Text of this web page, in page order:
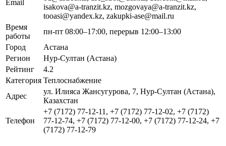
Email
isakova@a-tranzit.kz, mozgovaya@a-tranzit.kz,
tooasi@yandex.kz, zakupki-ase@mail.ru
Время
работы
пн-пт 08:00–17:00, перерыв 12:00–13:00
Город
Астана
Регион
Нур-Султан (Астана)
Рейтинг
4.2
Категория Теплоснабжение
Адрес
ул. Илияса Жансугурова, 7, Нур-Султан (Астана),
Казахстан
Телефон
+7 (7172) 77-12-11, +7 (7172) 77-12-02, +7 (7172)
77-12-74, +7 (7172) 77-12-00, +7 (7172) 77-12-24, +7
(7172) 77-12-79